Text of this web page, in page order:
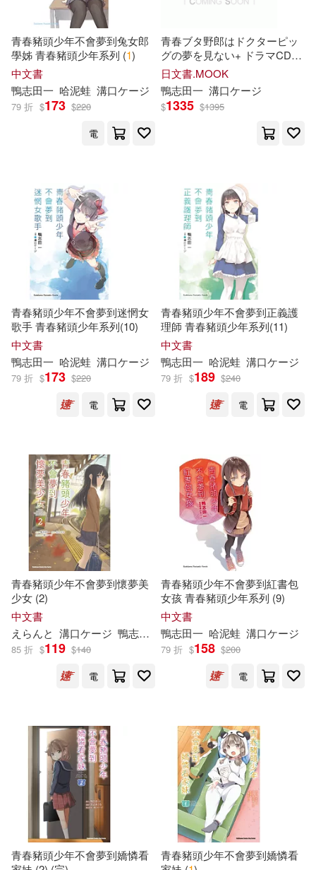
溝口ケージ/角色原案(1)
矢立肇・富野由悠季 (企画・原案)
(1)
高木秀栄 (著)(1)
鴨志田 一 (著)(1)
鴨志田一 （TNSK）(1)
鴨志田孝一(1)
其他 (可複選)
現在可購買商品(108)
作者/演唱/譯/編/繪(136)
範圍
青春豬頭少年不會夢到兔女郎
學姊 青春豬頭少年系列 (1)
中文書
鴨志田一 哈泥蛙 溝口ケージ
79 折 $173 $220
電
青春ブタ野郎はドクターピッ
グの夢を見ない+ ドラマCD付
き特装版
日文書.MOOK
鴨志田一 溝口ケージ
$1335 $1395
青春豬頭少年不會夢到迷惘女
歌手 青春豬頭少年系列(10)
中文書
鴨志田一 哈泥蛙 溝口ケージ
79 折 $173 $220
電
青春豬頭少年不會夢到正義護
理師 青春豬頭少年系列(11)
中文書
鴨志田一 哈泥蛙 溝口ケージ
79 折 $189 $240
電
青春豬頭少年不會夢到懷夢美
少女 (2)
中文書
えらんと 溝口ケージ 鴨志田 哈泥蛙
85 折 $119 $140
電
青春豬頭少年不會夢到紅書包
女孩 青春豬頭少年系列 (9)
中文書
鴨志田一 哈泥蛙 溝口ケージ
79 折 $158 $200
電
青春豬頭少年不會夢到嬌憐看
青春豬頭少年不會夢到嬌憐看